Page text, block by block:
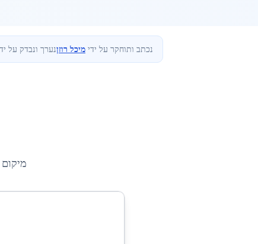
נכתב ותוחקר על ידי מיכל רוזןנערך ונבדק על